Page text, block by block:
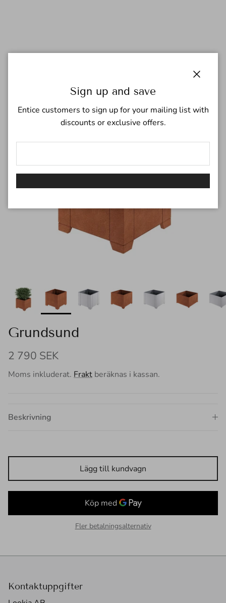
Grundsund
Translation missing:
2 790 SEK
Moms inkluderat. Frakt beräknas i kassan.
Beskrivning
Lägg till kundvagn
Fler betalningsalternativ
Kontaktuppgifter
Sign up and save
Entice customers to sign up for your mailing list with
discounts or exclusive offers.